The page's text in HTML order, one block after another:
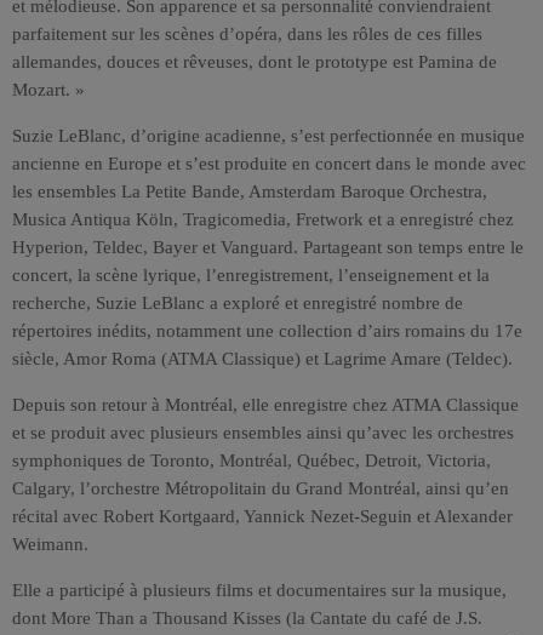
et mélodieuse. Son apparence et sa personnalité conviendraient
parfaitement sur les scènes d’opéra, dans les rôles de ces filles
allemandes, douces et rêveuses, dont le prototype est Pamina de
Mozart. »
Suzie LeBlanc, d’origine acadienne, s’est perfectionnée en musique
ancienne en Europe et s’est produite en concert dans le monde avec
les ensembles La Petite Bande, Amsterdam Baroque Orchestra,
Musica Antiqua Köln, Tragicomedia, Fretwork et a enregistré chez
Hyperion, Teldec, Bayer et Vanguard. Partageant son temps entre le
concert, la scène lyrique, l’enregistrement, l’enseignement et la
recherche, Suzie LeBlanc a exploré et enregistré nombre de
répertoires inédits, notamment une collection d’airs romains du 17e
siècle, Amor Roma (ATMA Classique) et Lagrime Amare (Teldec).
Depuis son retour à Montréal, elle enregistre chez ATMA Classique
et se produit avec plusieurs ensembles ainsi qu’avec les orchestres
symphoniques de Toronto, Montréal, Québec, Detroit, Victoria,
Calgary, l’orchestre Métropolitain du Grand Montréal, ainsi qu’en
récital avec Robert Kortgaard, Yannick Nezet-Seguin et Alexander
Weimann.
Elle a participé à plusieurs films et documentaires sur la musique,
dont More Than a Thousand Kisses (la Cantate du café de J.S.